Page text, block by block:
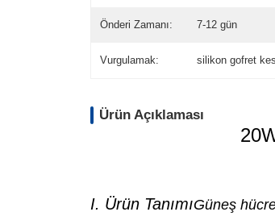
Önderi Zamanı: 7-12 gün
Vurgulamak: silikon gofret
Ürün Açıklaması
I. Ürün TanımıGüneş